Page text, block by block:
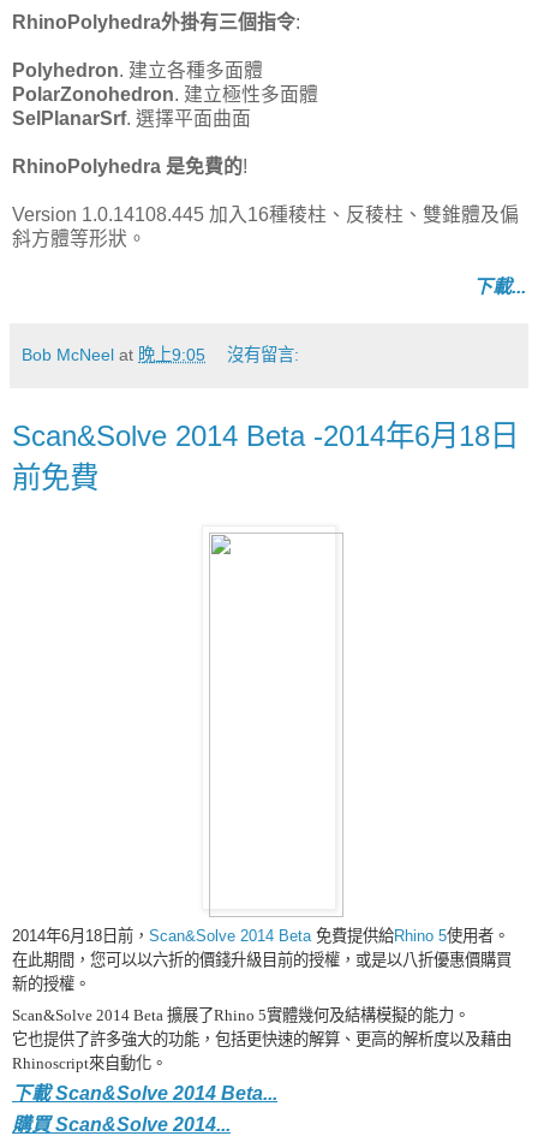
RhinoPolyhedra外掛有三個指令:
Polyhedron. 建立各種多面體
PolarZonohedron. 建立極性多面體
SelPlanarSrf. 選擇平面曲面
RhinoPolyhedra 是免費的!
Version 1.0.14108.445 加入16種稜柱、反稜柱、雙錐體及偏
斜方體等形狀。
下載...
Bob McNeel at 晚上9:05 沒有留言:
Scan&Solve 2014 Beta -2014年6月18日
前免費
2014年6月18日前， Scan&Solve 2014 Beta 免費提供給Rhino 5使用者。
在此期間，您可以以六折的價錢升級目前的授權，或是以八折優惠價購買
新的授權。
Scan&Solve 2014 Beta 擴展了Rhino 5實體幾何及結構模擬的能力。
它也提供了許多強大的功能，包括更快速的解算、更高的解析度以及藉由
Rhinoscript來自動化。
下載Scan&Solve 2014 Beta...
購買Scan&Solve 2014...